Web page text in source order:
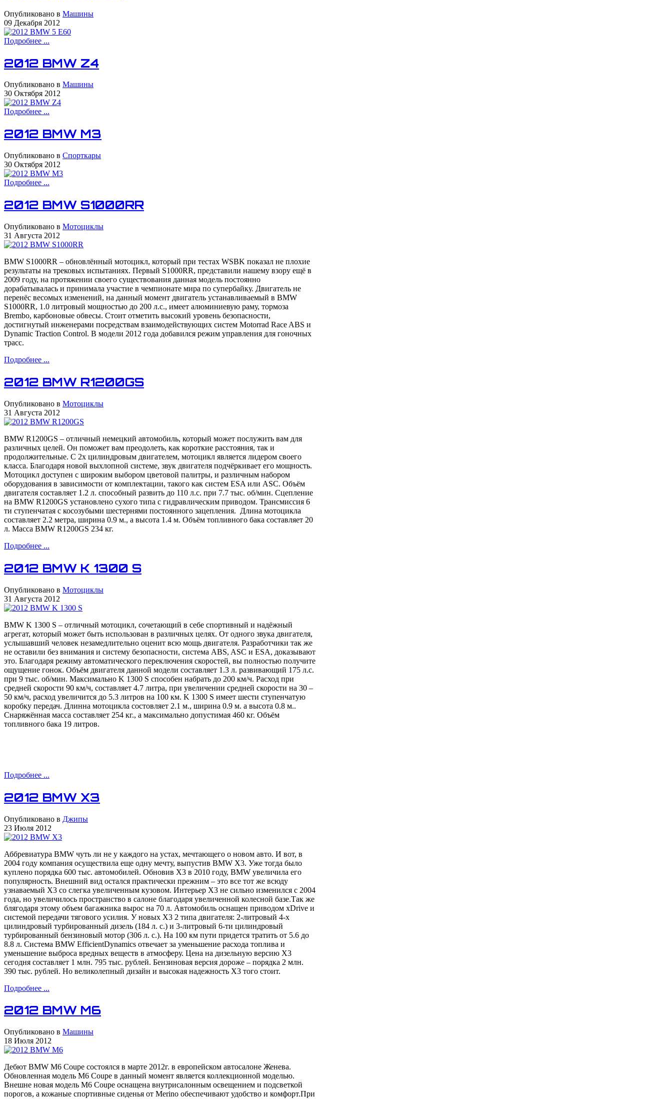
Опубликовано в Машины
09 Декабря 2012
Подробнее ...
2012 BMW Z4
Опубликовано в Машины
30 Октября 2012
Подробнее ...
2012 BMW M3
Опубликовано в Спорткары
30 Октября 2012
Подробнее ...
2012 BMW S1000RR
Опубликовано в Мотоциклы
31 Августа 2012
BMW S1000RR – обновлённый мотоцикл, который при тестах WSBK показал не плохие
результаты на трековых испытаниях. Первый S1000RR, представили нашему взору ещё в
2009 году, на протяжении своего существования данная модель постоянно
дорабатывалась и принимала участие в чемпионате мира по супербайку. Двигатель не
перенёс весомых изменений, на данный момент двигатель устанавливаемый в BMW
S1000RR, 1.0 литровый мощностью до 200 л.с., имеет алюминиевую раму, тормоза
Brembo, карбоновые обвесы. Стоит отметить высокий уровень безопасности,
достигнутый инженерами посредствам взаимодействующих систем Motorrad Race ABS и
Dynamic Traction Control. В модели 2012 года добавился режим управления для гоночных
трасс.
Подробнее ...
2012 BMW R1200GS
Опубликовано в Мотоциклы
31 Августа 2012
BMW R1200GS – отличный немецкий автомобиль, который может послужить вам для
различных целей. Он поможет вам преодолеть, как короткие расстояния, так и
продолжительные. С 2х цилиндровым двигателем, мотоцикл является лидером своего
класса. Благодаря новой выхлопной системе, звук двигателя подчёркивает его мощность.
Мотоцикл доступен с широким выбором цветовой палитры, и различным набором
оборудования в зависимости от комплектации, такого как систем ESA или ASC. Объём
двигателя составляет 1.2 л. способный развить до 110 л.с. при 7.7 тыс. об/мин. Сцепление
на BMW R1200GS установлено сухого типа с гидравлическим приводом. Трансмиссия 6
ти ступенчатая с косозубыми шестернями постоянного зацепления. Длина мотоцикла
составляет 2.2 метра, ширина 0.9 м., а высота 1.4 м. Объём топливного бака составляет 20
л. Масса BMW R1200GS 234 кг.
Подробнее ...
2012 BMW K 1300 S
Опубликовано в Мотоциклы
31 Августа 2012
BMW K 1300 S – отличный мотоцикл, сочетающий в себе спортивный и надёжный
агрегат, который может быть использован в различных целях. От одного звука двигателя,
услышавший человек незамедлительно оценит всю мощь двигателя. Разработчики так же
не оставили без внимания и систему безопасности, система ABS, ASC и ESA, доказывают
это. Благодаря режиму автоматического переключения скоростей, вы полностью получите
ощущение гонок. Объём двигателя данной модели составляет 1.3 л. развивающий 175 л.с.
при 9 тыс. об/мин. Максимально K 1300 S способен набрать до 200 км/ч. Расход при
средней скорости 90 км/ч, составляет 4.7 литра, при увеличении средней скорости на 30 –
50 км/ч, расход увеличится до 5.3 литров на 100 км. K 1300 S имеет шести ступенчатую
коробку передач. Длинна мотоцикла состовляет 2.1 м., ширина 0.9 м. а высота 0.8 м..
Снаряжённая масса составляет 254 кг., а максимально допустимая 460 кг. Объём
топливного бака 19 литров.
Подробнее ...
2012 BMW X3
Опубликовано в Джипы
23 Июля 2012
Аббревиатура BMW чуть ли не у каждого на устах, мечтающего о новом авто. И вот, в
2004 году компания осуществила еще одну мечту, выпустив BMW X3. Уже тогда было
куплено порядка 600 тыс. автомобилей. Обновив X3 в 2010 году, BMW увеличила его
популярность. Внешний вид остался практически прежним – это все тот же всюду
узнаваемый X3 со слегка увеличенным кузовом. Интерьер X3 не сильно изменился с 2004
года, но увеличилось пространство в салоне благодаря увеличенной колесной базе.Так же
блягодаря этому объем багажника вырос на 70 л. Автомобиль оснащен приводом xDrive и
системой передачи тягового усилия. У новых X3 2 типа двигателя: 2-литровый 4-х
цилиндровый турбированный дизель (184 л. с.) и 3-литровый 6-ти цилиндровый
турбированный бензиновый мотор (306 л. с.). На 100 км пути придется тратить от 5.6 до
8.8 л. Система BMW EfficientDynamics отвечает за уменьшение расхода топлива и
уменьшение выброса вредных веществ в атмосферу. Цена на дизельную версию X3
сегодня составляет 1 млн. 795 тыс. рублей. Бензиновая версия дороже – порядка 2 млн.
390 тыс. рублей. Но великолепный дизайн и высокая надежность X3 того стоит.
Подробнее ...
2012 BMW M6
Опубликовано в Машины
18 Июля 2012
Дебют BMW M6 Coupe состоялся в марте 2012г. в европейском автосалоне Женева.
Обновленная модель M6 Coupe в данный момент является коллекционной моделью.
Внешне новая модель M6 Coupe оснащена внутрисалонным освещением и подсветкой
порогов, а кожаные спортивные сиденья от Merino обеспечивают удобство и комфорт.При